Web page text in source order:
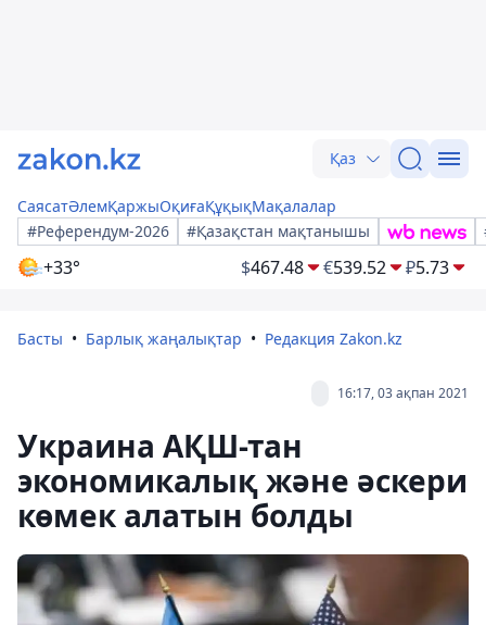
Қаз
СаясатӘлемҚаржыОқиғаҚұқықМақалалар
#Референдум-2026
#Қазақстан мақтанышы
+33° $467.48 €539.52 ₽5.73
Басты Барлық жаңалықтар Редакция Zakon.kz
16:17, 03 ақпан 2021
Украина АҚШ-тан
экономикалық және әскери
көмек алатын болды